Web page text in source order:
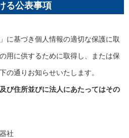
る公表事項
に基づき個人情報の適切な保護に取
用に供するために取得し、または保
の通りお知らせいたします。
び住所並びに法人にあたってはその
社